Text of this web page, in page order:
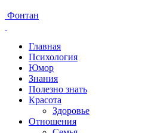
Фонтан
Главная
Психология
Юмор
Знания
Полезно знать
Красота
Здоровье
Отношения